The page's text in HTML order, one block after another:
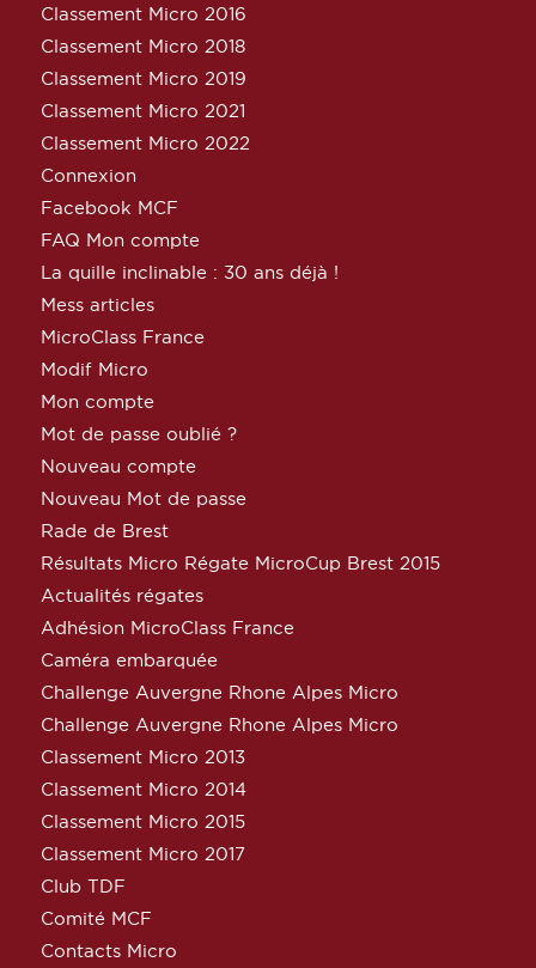
Classement Micro 2016
Classement Micro 2018
Classement Micro 2019
Classement Micro 2021
Classement Micro 2022
Connexion
Facebook MCF
FAQ Mon compte
La quille inclinable : 30 ans déjà !
Mess articles
MicroClass France
Modif Micro
Mon compte
Mot de passe oublié ?
Nouveau compte
Nouveau Mot de passe
Rade de Brest
Résultats Micro Régate MicroCup Brest 2015
Actualités régates
Adhésion MicroClass France
Caméra embarquée
Challenge Auvergne Rhone Alpes Micro
Challenge Auvergne Rhone Alpes Micro
Classement Micro 2013
Classement Micro 2014
Classement Micro 2015
Classement Micro 2017
Club TDF
Comité MCF
Contacts Micro